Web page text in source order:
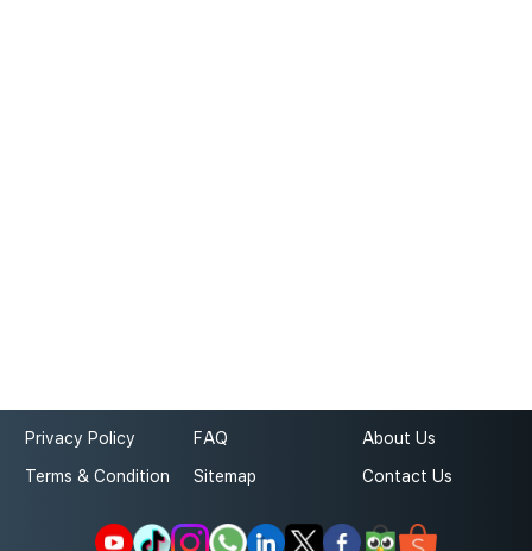
Privacy Policy
Terms & Condition
FAQ
Sitemap
About Us
Contact Us